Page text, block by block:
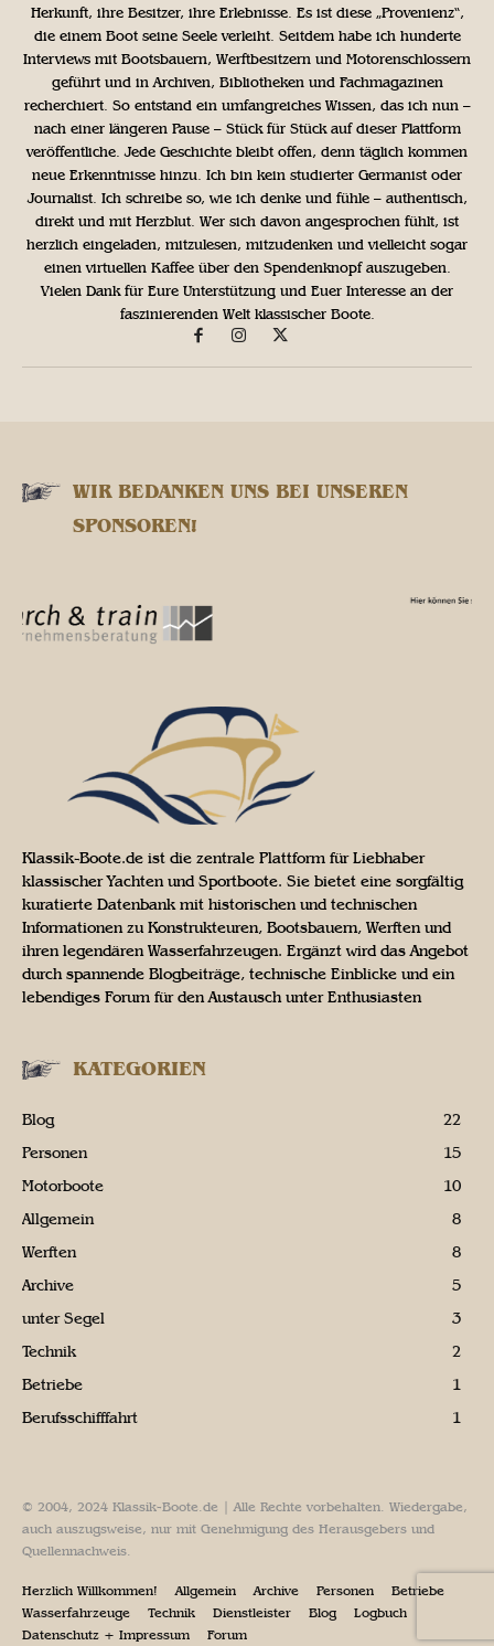
Herkunft, ihre Besitzer, ihre Erlebnisse. Es ist diese „Provenienz“,
die einem Boot seine Seele verleiht. Seitdem habe ich hunderte
Interviews mit Bootsbauern, Werftbesitzern und Motorenschlossern
geführt und in Archiven, Bibliotheken und Fachmagazinen
recherchiert. So entstand ein umfangreiches Wissen, das ich nun –
nach einer längeren Pause – Stück für Stück auf dieser Plattform
veröffentliche. Jede Geschichte bleibt offen, denn täglich kommen
neue Erkenntnisse hinzu. Ich bin kein studierter Germanist oder
Journalist. Ich schreibe so, wie ich denke und fühle – authentisch,
direkt und mit Herzblut. Wer sich davon angesprochen fühlt, ist
herzlich eingeladen, mitzulesen, mitzudenken und vielleicht sogar
einen virtuellen Kaffee über den Spendenknopf auszugeben.
Vielen Dank für Eure Unterstützung und Euer Interesse an der
faszinierenden Welt klassischer Boote.
WIR BEDANKEN UNS BEI UNSEREN
SPONSOREN!
Klassik-Boote.de ist die zentrale Plattform für Liebhaber
klassischer Yachten und Sportboote. Sie bietet eine sorgfältig
kuratierte Datenbank mit historischen und technischen
Informationen zu Konstrukteuren, Bootsbauern, Werften und
ihren legendären Wasserfahrzeugen. Ergänzt wird das Angebot
durch spannende Blogbeiträge, technische Einblicke und ein
lebendiges Forum für den Austausch unter Enthusiasten
KATEGORIEN
Blog
22
Personen
15
Motorboote
10
Allgemein
8
Werften
8
Archive
5
unter Segel
3
Technik
2
Betriebe
1
Berufsschifffahrt
1
© 2004, 2024 Klassik-Boote.de | Alle Rechte vorbehalten. Wiedergabe,
auch auszugsweise, nur mit Genehmigung des Herausgebers und
Quellennachweis.
Herzlich Willkommen! Allgemein Archive Personen
Betriebe
Wasserfahrzeuge
Technik Dienstleister Blog
Logbuch
Datenschutz + Impressum
Forum